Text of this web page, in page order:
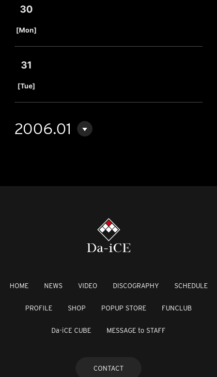
30
[Mon]
31
[Tue]
2006.01
HOME NEWS VIDEO DISCOGRAPHY SCHEDULE
PROFILE SHOP POPUP STORE FUNCLUB
Da-iCE CUBE MESSAGE to STAFF
CONTACT